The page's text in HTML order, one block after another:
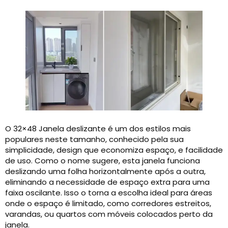
O 32×48 Janela deslizante é um dos estilos mais
populares neste tamanho, conhecido pela sua
simplicidade, design que economiza espaço, e facilidade
de uso. Como o nome sugere, esta janela funciona
deslizando uma folha horizontalmente após a outra,
eliminando a necessidade de espaço extra para uma
faixa oscilante. Isso o torna a escolha ideal para áreas
onde o espaço é limitado, como corredores estreitos,
varandas, ou quartos com móveis colocados perto da
janela.